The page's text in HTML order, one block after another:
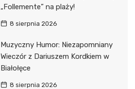
„Follemente” na plaży!
8 sierpnia 2026
Muzyczny Humor: Niezapomniany
Wieczór z Dariuszem Kordkiem w
Białołęce
8 sierpnia 2026